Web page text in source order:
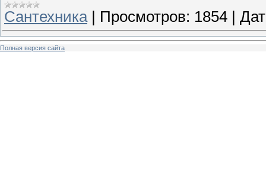
Сантехника | Просмотров: 1854 |
Полная версия сайта